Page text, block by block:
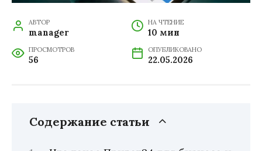
АВТОР
manager
НА ЧТЕНИЕ
10 мин
ПРОСМОТРОВ
56
ОПУБЛИКОВАНО
22.05.2026
Содержание статьи